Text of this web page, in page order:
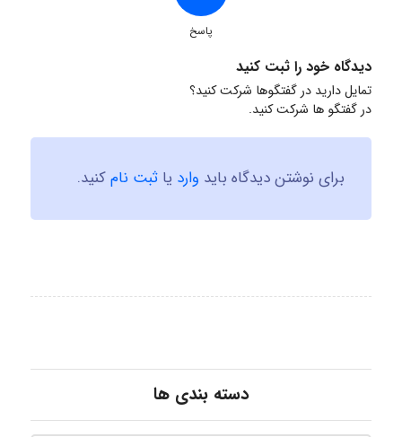
پاسخ
دیدگاه خود را ثبت کنید
تمایل دارید در گفتگوها شرکت کنید؟
در گفتگو ها شرکت کنید.
برای نوشتن دیدگاه باید وارد یا ثبت نامکنید.
دسته بندی ها